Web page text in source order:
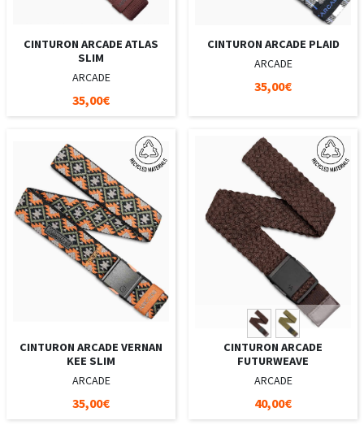
CINTURON ARCADE ATLAS
SLIM
ARCADE
35,00€
CINTURON ARCADE PLAID
ARCADE
35,00€
CINTURON ARCADE VERNAN
KEE SLIM
ARCADE
35,00€
CINTURON ARCADE
FUTURWEAVE
ARCADE
40,00€